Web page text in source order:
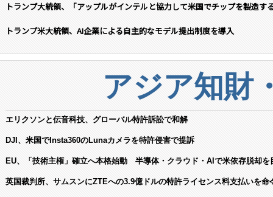
トランプ大統領、「アップルがインテルと協力して米国でチップを製造す
トランプ米大統領、AI企業による自主的なモデル提出制度を導入
アジア知財
エリクソンと伝音科技、グローバル特許訴訟で和解
DJI、米国でInsta360のLunaカメラを特許侵害で提訴
EU、「技術主権」確立へ本格始動 半導体・クラウド・AIで米依存脱却を
英国裁判所、サムスンにZTEへの3.9億ドルの特許ライセンス料支払いを命